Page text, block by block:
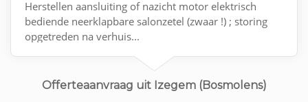
Herstellen aansluiting of nazicht motor elektrisch
bediende neerklapbare salonzetel (zwaar !) ; storing
opgetreden na verhuis...
Offerteaanvraag uit Izegem (Bosmolens)